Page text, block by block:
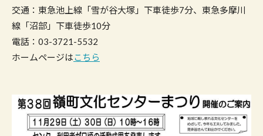
交通：東急池上線「雪が谷大塚」下車徒歩7分、東急多摩川
線「沼部」下車徒歩10分
電話：03-3721-5532
ホームページはこちら